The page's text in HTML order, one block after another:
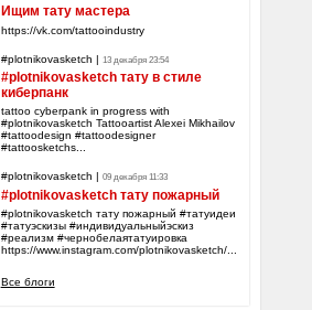
Ищим тату мастера
https://vk.com/tattooindustry
#plotnikovasketch | 13 декабря 23:54
#plotnikovasketch тату в стиле
киберпанк
tattoo cyberpank in progress with
#plotnikovasketch Tattooartist Alexei Mikhailov
#tattoodesign #tattoodesigner
#tattoosketchs...
#plotnikovasketch | 09 декабря 11:33
#plotnikovasketch тату пожарный
#plotnikovasketch тату пожарный #татуидеи
#татуэскизы #индивидуальныйэскиз
#реализм #чернобелаятатуировка
https://www.instagram.com/plotnikovasketch/...
Все блоги